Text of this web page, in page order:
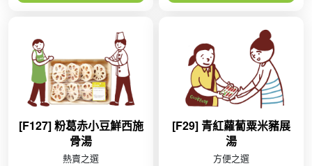
[F127] 粉葛赤小豆鮮西施
骨湯
熱賣之選
[F29] 青紅蘿蔔粟米豬展
湯
方便之選